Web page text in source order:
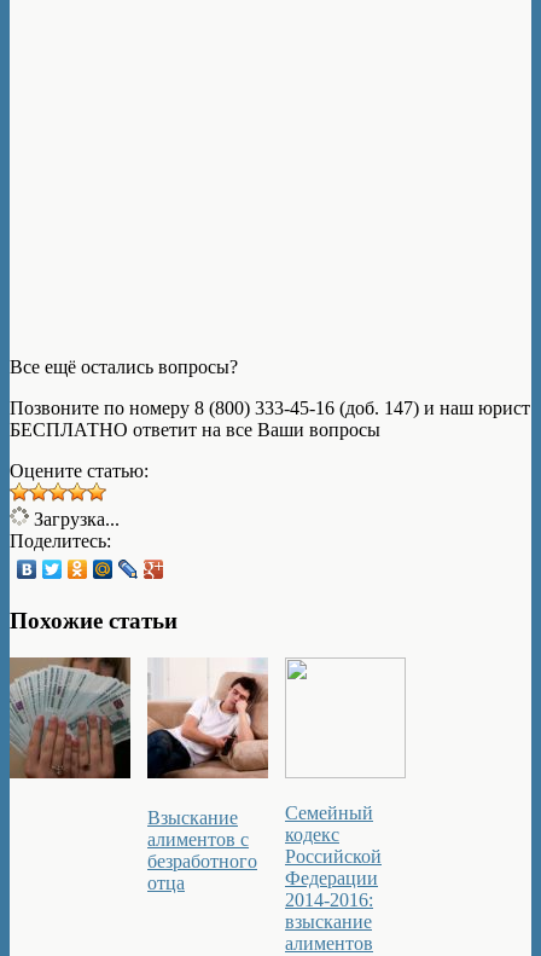
Все ещё остались вопросы?
Позвоните по номеру 8 (800) 333-45-16 (доб. 147) и наш юрист
БЕСПЛАТНО ответит на все Ваши вопросы
Оцените статью:
Загрузка...
Поделитесь:
Похожие статьи
Взыскание
алиментов с
безработного
отца
Семейный
кодекс
Российской
Федерации
2014-2016:
взыскание
алиментов